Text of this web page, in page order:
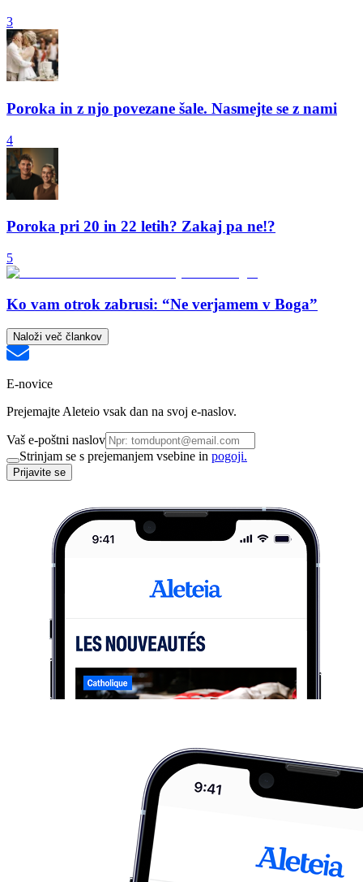
3
Poroka in z njo povezane šale. Nasmejte se z nami
4
Poroka pri 20 in 22 letih? Zakaj pa ne!?
5
Ko vam otrok zabrusi: “Ne verjamem v Boga”
Naloži več člankov
E-novice
Prejemajte Aleteio vsak dan na svoj e-naslov.
Vaš e-poštni naslov
Strinjam se s prejemanjem vsebine in pogoji.
Prijavite se